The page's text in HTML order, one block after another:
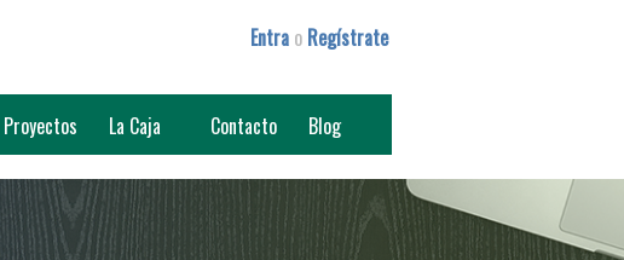
Entra o Regístrate
Proyectos La Caja Contacto Blog